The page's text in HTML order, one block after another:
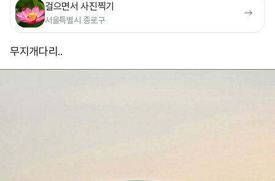
걸으면서 사진찍기
서울특별시 종로구
무지개다리..